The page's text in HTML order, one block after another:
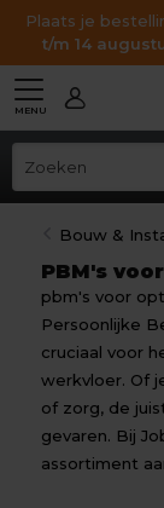
Plaats je
t/m 14
MENU
Bouw &
PBM's
pbm's voor
Persoonlijke
cruciaal voor
werkvloer. Of
of zorg, de
gevaren. Bij
assortiment